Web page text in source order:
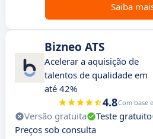
Saiba
Bizneo ATS
Acelerar a aquisição de
talentos de qualidade em
até 42%
4.8Com base
Versão gratuita Teste gratuito
Preços sob consulta